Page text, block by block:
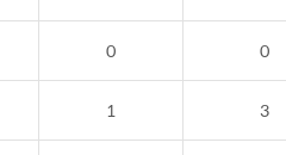
0 0
1 3